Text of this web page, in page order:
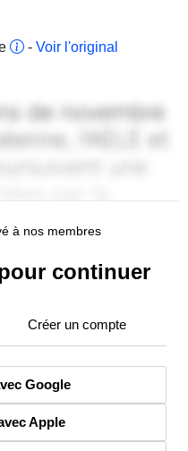
- Voir l'original
à nos membres
continuer
Créer un compte
Google
Apple